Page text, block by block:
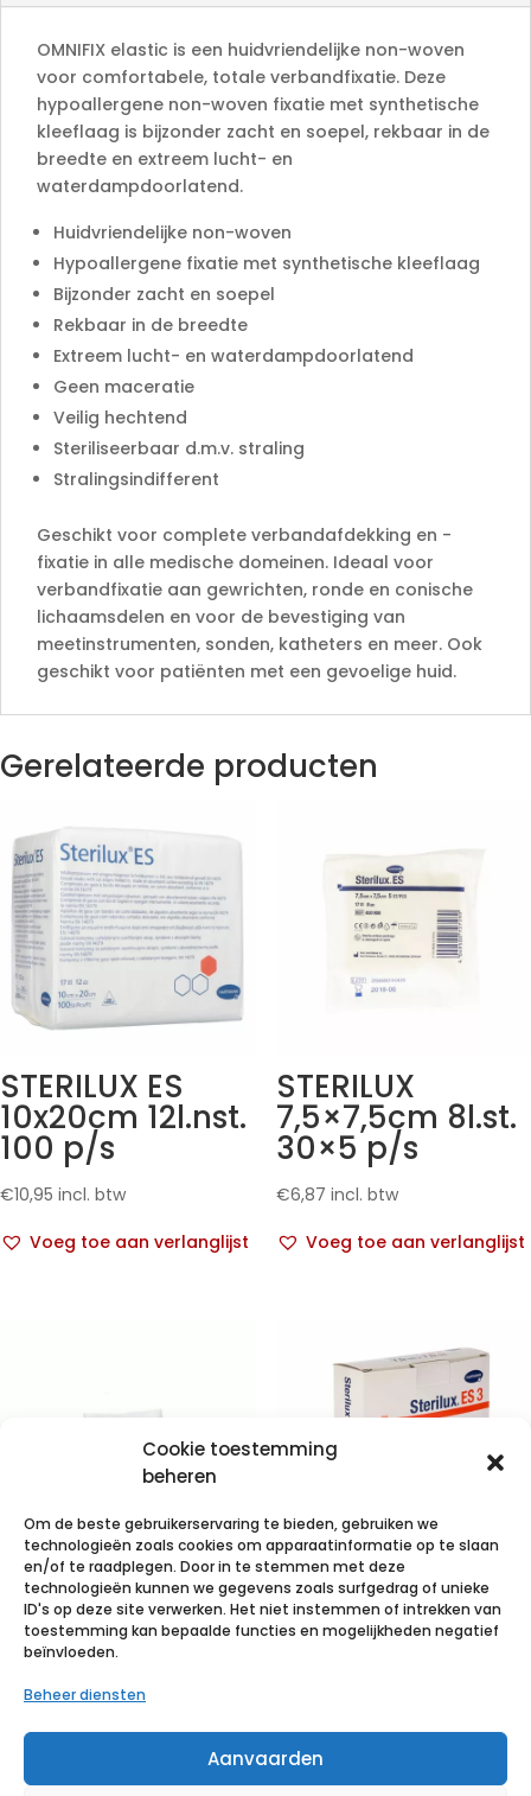
Cookie toestemming
beheren
Om de beste gebruikerservaring te bieden, gebruiken we
technologieën zoals cookies om apparaatinformatie op te slaan
en/of te raadplegen. Door in te stemmen met deze
technologieën kunnen we gegevens zoals surfgedrag of unieke
ID's op deze site verwerken. Het niet instemmen of intrekken van
toestemming kan bepaalde functies en mogelijkheden negatief
beïnvloeden.
Beheer diensten
Aanvaarden
OMNIFIX elastic is een huidvriendelijke non-woven
voor comfortabele, totale verbandfixatie. Deze
hypoallergene non-woven fixatie met synthetische
kleeflaag is bijzonder zacht en soepel, rekbaar in de
breedte en extreem lucht- en
waterdampdoorlatend.
Huidvriendelijke non-woven
Hypoallergene fixatie met synthetische kleeflaag
Bijzonder zacht en soepel
Rekbaar in de breedte
Extreem lucht- en waterdampdoorlatend
Geen maceratie
Veilig hechtend
Steriliseerbaar d.m.v. straling
Stralingsindifferent
Geschikt voor complete verbandafdekking en -
fixatie in alle medische domeinen. Ideaal voor
verbandfixatie aan gewrichten, ronde en conische
lichaamsdelen en voor de bevestiging van
meetinstrumenten, sonden, katheters en meer. Ook
geschikt voor patiënten met een gevoelige huid.
Gerelateerde producten
STERILUX ES
10x20cm 12l.nst.
100 p/s
€10,95 incl. btw
Voeg toe aan verlanglijst
STERILUX
7,5×7,5cm 8l.st.
30×5 p/s
€6,87 incl. btw
Voeg toe aan verlanglijst
STERILUX ES
5x5cm 8l.st.
50×3 p/s
Voeg toe aan verlanglijst
STERILUX ES3-
7,5×7,5cm 8pl
Voeg toe aan verlanglijst